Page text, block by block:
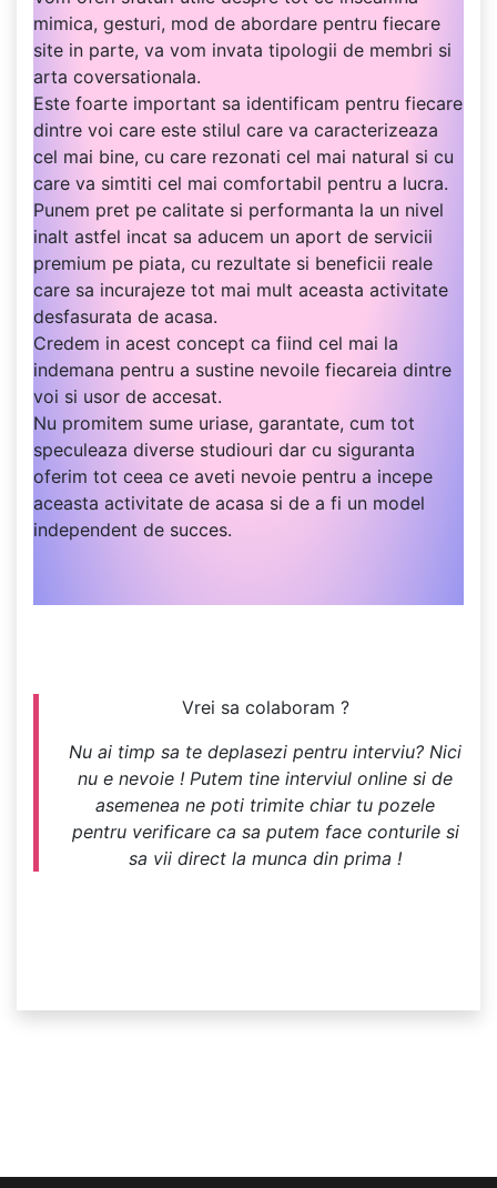
mimica, gesturi, mod de abordare pentru fiecare
site in parte, va vom invata tipologii de membri si
arta coversationala.
Este foarte important sa identificam pentru fiecare
dintre voi care este stilul care va caracterizeaza
cel mai bine, cu care rezonati cel mai natural si cu
care va simtiti cel mai comfortabil pentru a lucra.
Punem pret pe calitate si performanta la un nivel
inalt astfel incat sa aducem un aport de servicii
premium pe piata, cu rezultate si beneficii reale
care sa incurajeze tot mai mult aceasta activitate
desfasurata de acasa.
Credem in acest concept ca fiind cel mai la
indemana pentru a sustine nevoile fiecareia dintre
voi si usor de accesat.
Nu promitem sume uriase, garantate, cum tot
speculeaza diverse studiouri dar cu siguranta
oferim tot ceea ce aveti nevoie pentru a incepe
aceasta activitate de acasa si de a fi un model
independent de succes.
Vrei sa colaboram ?
Nu ai timp sa te deplasezi pentru interviu? Nici
nu e nevoie ! Putem tine interviul online si de
asemenea ne poti trimite chiar tu pozele
pentru verificare ca sa putem face conturile si
sa vii direct la munca din prima !